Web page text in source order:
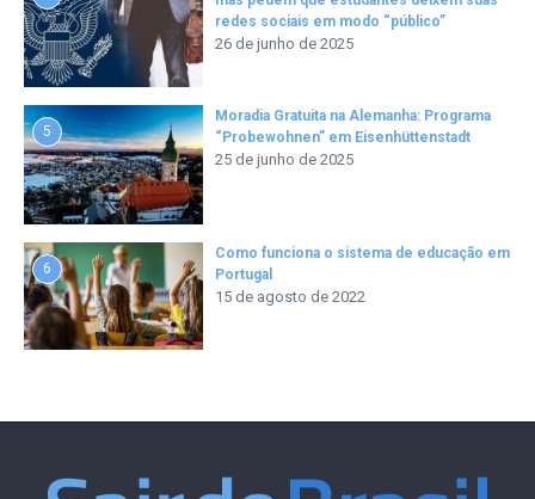
redes sociais em modo “público”
26 de junho de 2025
5
Moradia Gratuita na Alemanha: Programa
“Probewohnen” em Eisenhüttenstadt
25 de junho de 2025
6
Como funciona o sistema de educação em
Portugal
15 de agosto de 2022